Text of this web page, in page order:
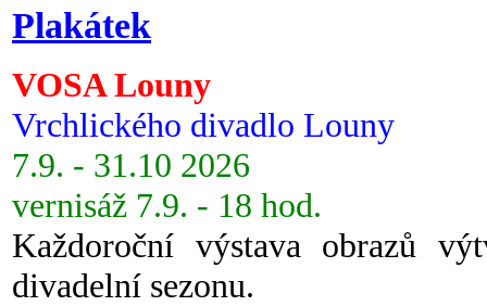
Plakátek
VOSA Louny
Vrchlického divadlo Louny
7.9. - 31.10 2026
vernisáž 7.9. - 18 hod.
Každoroční výstava obrazů
divadelní sezonu.